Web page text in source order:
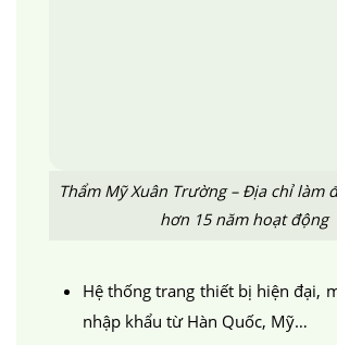
Thẩm Mỹ Xuân Trường – Địa chỉ làm
hơn 15 năm hoạt động
Hệ thống trang thiết bị hiện đại,
nhập khẩu từ Hàn Quốc, Mỹ…